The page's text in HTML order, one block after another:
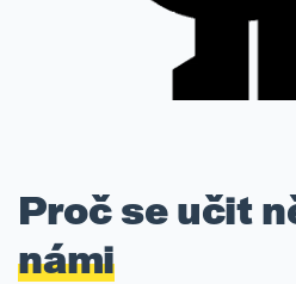
Proč se učit
námi